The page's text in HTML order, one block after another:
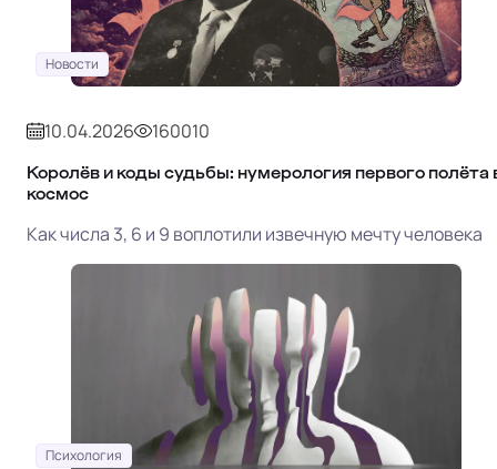
Новости
10.04.2026 160010
Королёв и коды судьбы: нумерология первого полёта
космос
Как числа 3, 6 и 9 воплотили извечную мечту человека
Психология